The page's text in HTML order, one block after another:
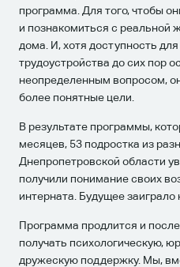
программа. Для того, чтобы
и познакомиться с реальной
дома. И, хотя доступность
трудоустройства до сих пор
неопределенным вопросом,
более понятные цели.
В результате программы,
месяцев, 53 подростка из
Днепропетровской области
получили понимание своих
интерната. Будущее
Программа продлится и
получать психологическую,
дружескую поддержку. Мы,